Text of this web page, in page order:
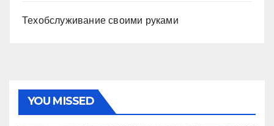
Техобслуживание своими руками
YOU MISSED